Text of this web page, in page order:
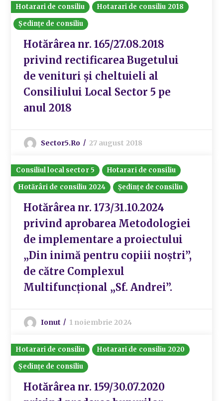
Hotarari de consiliu
Hotarari de consiliu 2018
Ședințe de consiliu
Hotărârea nr. 165/27.08.2018
privind rectificarea Bugetului
de venituri și cheltuieli al
Consiliului Local Sector 5 pe
anul 2018
Sector5.ro 27 august 2018
Consiliul local sector 5
Hotarari de consiliu
Hotărâri de consiliu 2024
Ședințe de consiliu
Hotărârea nr. 173/31.10.2024
privind aprobarea Metodologiei
de implementare a proiectului
„Din inimă pentru copiii noștri”,
de către Complexul
Multifuncțional „Sf. Andrei”.
Ionut 1 noiembrie 2024
Hotarari de consiliu
Hotarari de consiliu 2020
Ședințe de consiliu
Hotărârea nr. 159/30.07.2020